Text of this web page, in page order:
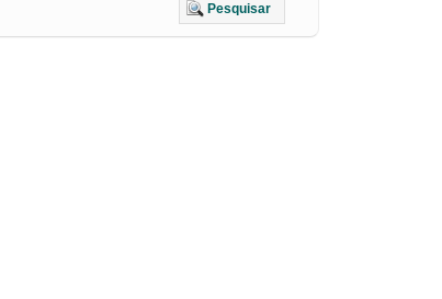
Pesquisar